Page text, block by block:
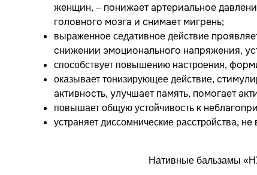
женщин, – понижает артериальное
головного мозга и снимает мигрень;
выраженное седативное действие
снижении эмоционального напряжения,
способствует повышению настроения,
оказывает тонизирующее действие,
активность, улучшает память, помогает
повышает общую устойчивость к
устраняет диссомнические расстройства, не
Нативные бальзамы